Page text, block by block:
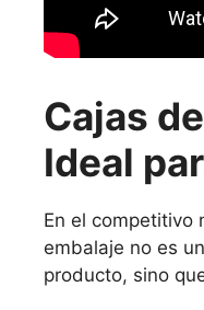
Cajas
Ideal
En el competitivo
embalaje no es
producto, sino